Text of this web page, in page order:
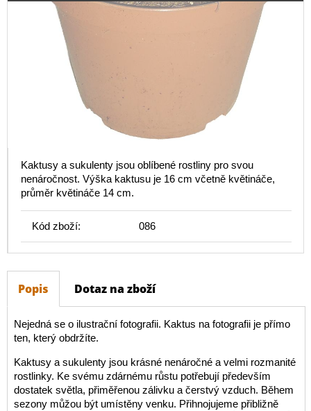
Kaktusy a sukulenty jsou oblíbené rostliny pro svou
nenáročnost. Výška kaktusu je 16 cm včetně květináče,
průměr květináče 14 cm.
Kód zboží: 086
Popis Dotaz na zboží
Nejedná se o ilustrační fotografii. Kaktus na fotografii je přímo
ten, který obdržíte.
Kaktusy a sukulenty jsou krásné nenáročné a velmi rozmanité
rostlinky. Ke svému zdárnému růstu potřebují především
dostatek světla, přiměřenou zálivku a čerstvý vzduch. Během
sezony můžou být umístěny venku. Přihnojujeme přibližně